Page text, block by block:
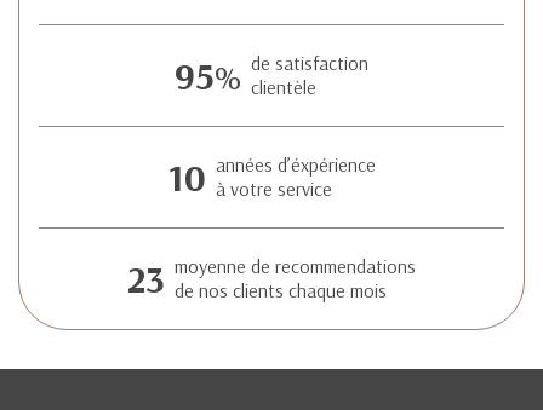
95% de satisfaction
clientèle
10 années d’éxpérience
à votre service
23 moyenne de recommendations
de nos clients chaque mois